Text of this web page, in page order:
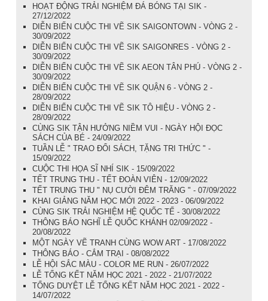
HOẠT ĐỘNG TRẢI NGHIỆM ĐÁ BÓNG TẠI SIK -
27/12/2022
DIỄN BIẾN CUỘC THI VẼ SIK SAIGONTOWN - VÒNG 2 -
30/09/2022
DIỄN BIẾN CUỘC THI VẼ SIK SAIGONRES - VÒNG 2 -
30/09/2022
DIỄN BIẾN CUỘC THI VẼ SIK AEON TÂN PHÚ - VÒNG 2 -
30/09/2022
DIỄN BIẾN CUỘC THI VẼ SIK QUẬN 6 - VÒNG 2 -
28/09/2022
DIỄN BIẾN CUỘC THI VẼ SIK TÔ HIỆU - VÒNG 2 -
28/09/2022
CÙNG SIK TẬN HƯỞNG NIỀM VUI - NGÀY HỘI ĐỌC
SÁCH CỦA BÉ - 24/09/2022
TUẦN LỄ " TRAO ĐỔI SÁCH, TẶNG TRI THỨC " -
15/09/2022
CUỘC THI HỌA SĨ NHÍ SIK - 15/09/2022
TẾT TRUNG THU - TẾT ĐOÀN VIÊN - 12/09/2022
TẾT TRUNG THU " NỤ CƯỜI ĐÊM TRĂNG " - 07/09/2022
KHAI GIẢNG NĂM HỌC MỚI 2022 - 2023 - 06/09/2022
CÙNG SIK TRẢI NGHIỆM HỆ QUỐC TẾ - 30/08/2022
THÔNG BÁO NGHĨ LỄ QUỐC KHÁNH 02/09/2022 -
20/08/2022
MỘT NGÀY VẼ TRANH CÙNG WOW ART - 17/08/2022
THÔNG BÁO - CẮM TRẠI - 08/08/2022
LỄ HỘI SẮC MÀU - COLOR ME RUN - 26/07/2022
LỄ TỔNG KẾT NĂM HỌC 2021 - 2022 - 21/07/2022
TỔNG DUYỆT LỄ TỔNG KẾT NĂM HỌC 2021 - 2022 -
14/07/2022